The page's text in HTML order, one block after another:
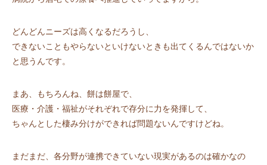
どんどんニーズは高くなるだろうし、
できないこともやらないといけないときも出てくるんではないか
と思うんです。
まあ、もちろんね、餅は餅屋で、
医療・介護・福祉がそれぞれで存分に力を発揮して、
ちゃんとした棲み分けができれば問題ないんですけどね。
まだまだ、各分野が連携できていない現実があるのは確かなの